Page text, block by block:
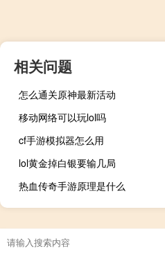
相关问题
怎么通关原神最新活动
移动网络可以玩lol吗
cf手游模拟器怎么用
lol黄金掉白银要输几局
热血传奇手游原理是什么